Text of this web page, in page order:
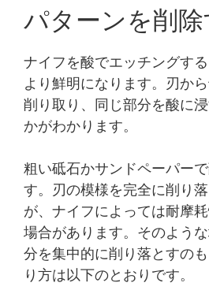
パターンを削除
ナイフを酸でエッチングす
より鮮明になります。刃か
削り取り、同じ部分を酸に
かがわかります。
粗い砥石かサンドペーパー
す。刃の模様を完全に削り
が、ナイフによっては耐摩
場合があります。そのよう
分を集中的に削り落とすの
り方は以下のとおりです。